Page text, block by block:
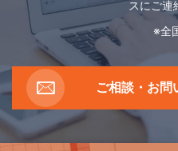
スにご連
※全
ご相談・お問